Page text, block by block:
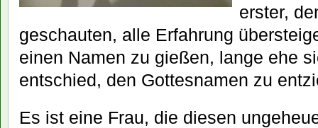
erster,
geschauten, alle Erfahrung
einen Namen zu gießen, lange ehe
entschied, den Gottesnamen zu
Es ist eine Frau, die diesen